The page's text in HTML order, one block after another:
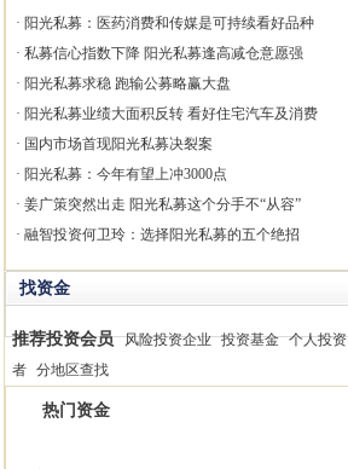
· 阳光私募：医药消费和传媒是可持续看好品种
· 私募信心指数下降 阳光私募逢高减仓意愿强
· 阳光私募求稳 跑输公募略赢大盘
· 阳光私募业绩大面积反转 看好住宅汽车及消费
· 国内市场首现阳光私募决裂案
· 阳光私募：今年有望上冲3000点
· 姜广策突然出走 阳光私募这个分手不“从容”
· 融智投资何卫玲：选择阳光私募的五个绝招
找资金
推荐投资会员 风险投资企业 投资基金 个人投资
者 分地区查找
热门资金